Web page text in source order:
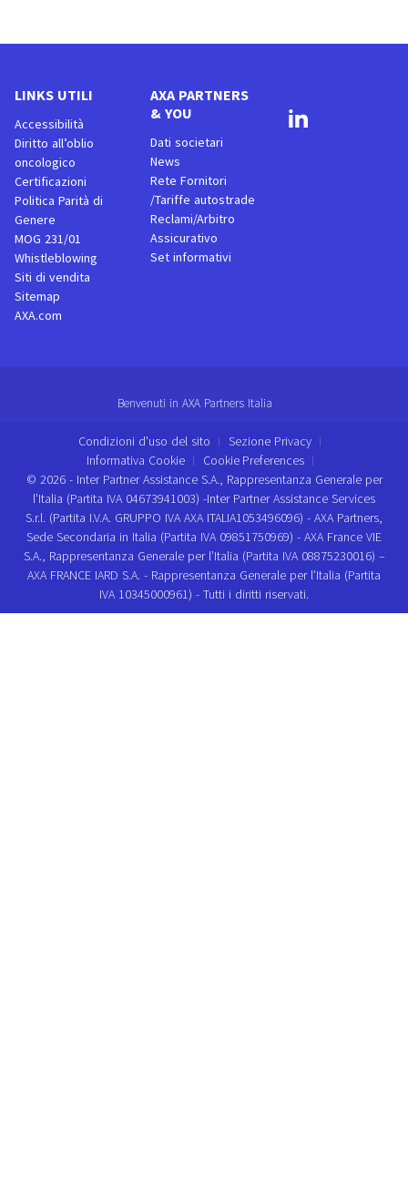
LINKS UTILI
Accessibilità
Diritto all’oblio
oncologico
Certificazioni
Politica Parità di
Genere
MOG 231/01
Whistleblowing
Siti di vendita
Sitemap
AXA.com
AXA PARTNERS
& YOU
Dati societari
News
Rete Fornitori
/Tariffe autostrade
Reclami/Arbitro
Assicurativo
Set informativi
Benvenuti in AXA Partners Italia
Condizioni d'uso del sito
Sezione Privacy
Informativa Cookie
Cookie Preferences
© 2026 - Inter Partner Assistance S.A., Rappresentanza Generale per
l’Italia (Partita IVA 04673941003) -Inter Partner Assistance Services
S.r.l. (Partita I.V.A. GRUPPO IVA AXA ITALIA1053496096) - AXA Partners,
Sede Secondaria in Italia (Partita IVA 09851750969) - AXA France VIE
S.A., Rappresentanza Generale per l’Italia (Partita IVA 08875230016) –
AXA FRANCE IARD S.A. - Rappresentanza Generale per l’Italia (Partita
IVA 10345000961) - Tutti i diritti riservati.